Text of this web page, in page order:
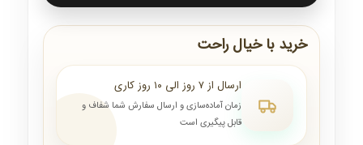
خرید با خیال راحت
ارسال از ۷ روز الی ۱۰ روز کاری
زمان آماده‌سازی و ارسال سفارش شما شفاف و
قابل پیگیری است